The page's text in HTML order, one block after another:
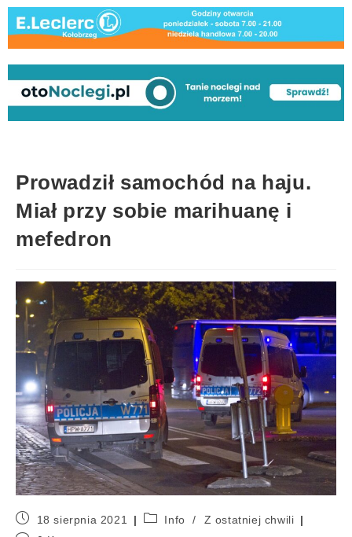
Prowadził samochód na haju.
Miał przy sobie marihuanę i
mefedron
18 sierpnia 2021 Info /
Z ostatniej chwili